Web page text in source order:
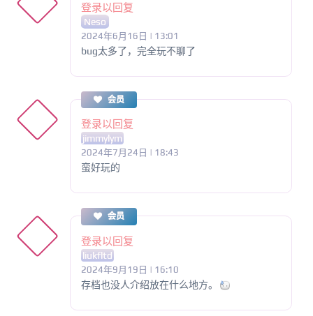
登录以回复
Neso
2024年6月16日 | 13:01
bug太多了，完全玩不聊了
会员
登录以回复
jimmylym
2024年7月24日 | 18:43
蛮好玩的
会员
登录以回复
liukfltd
2024年9月19日 | 16:10
存档也没人介绍放在什么地方。